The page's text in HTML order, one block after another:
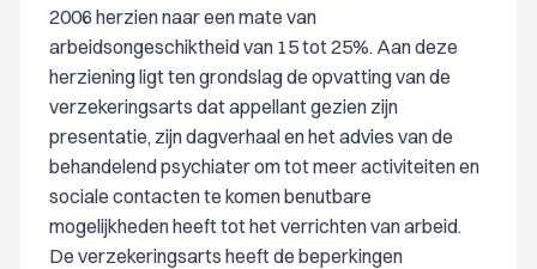
2006 herzien naar een mate van
arbeidsongeschiktheid van 15 tot 25%. Aan deze
herziening ligt ten grondslag de opvatting van de
verzekeringsarts dat appellant gezien zijn
presentatie, zijn dagverhaal en het advies van de
behandelend psychiater om tot meer activiteiten en
sociale contacten te komen benutbare
mogelijkheden heeft tot het verrichten van arbeid.
De verzekeringsarts heeft de beperkingen